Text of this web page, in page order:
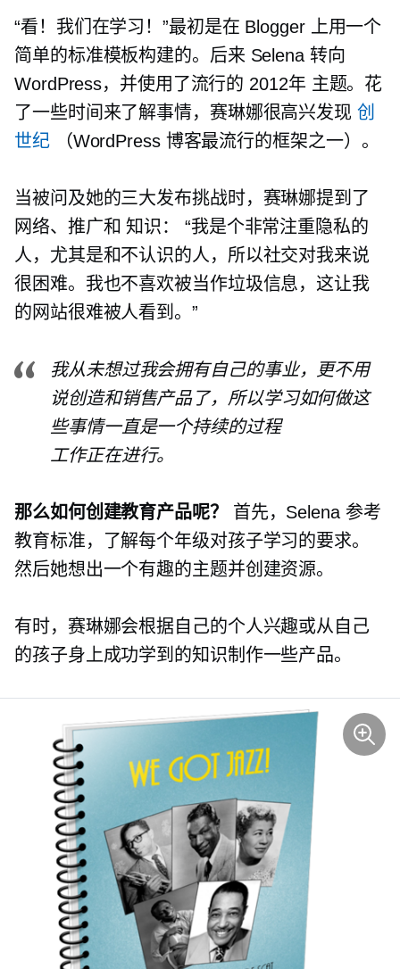
“看！我们在学习！”最初是在 Blogger 上用一个
简单的标准模板构建的。后来 Selena 转向
WordPress，并使用了流行的 2012年 主题。花
了一些时间来了解事情，赛琳娜很高兴发现 创
世纪（WordPress 博客最流行的框架之一）。
当被问及她的三大发布挑战时，赛琳娜提到了
网络、推广和知识：
“我是个非常注重隐私的
人，尤其是和不认识的人，所以社交对我来说
很困难。我也不喜欢被当作垃圾信息，这让我
的网站很难被人看到。”
我从未想过我会拥有自己的事业，更不用
说创造和销售产品了，所以学习如何做这
些事情一直是一个持续的过程
工作正在进行。
那么如何创建教育产品呢？
首先，Selena 参考
教育标准，了解每个年级对孩子学习的要求。
然后她想出一个有趣的主题并创建资源。
有时，赛琳娜会根据自己的个人兴趣或从自己
的孩子身上成功学到的知识制作一些产品。